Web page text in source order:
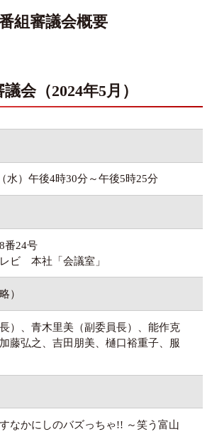
組審議会概要
会（2024年5月）
水）午後4時30分～午後5時25分
番24号
ビ 本社「会議室」
）
）、青木里美（副委員長）、能作克
藤弘之、吉田朋美、樋口裕重子、服
なかにしのバズっちゃ!! ～笑う富山